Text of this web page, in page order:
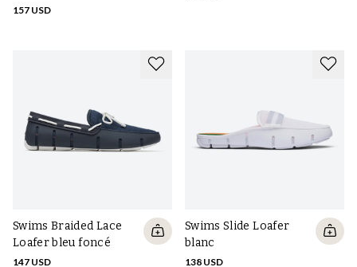
157 USD
Swims Braided Lace
Loafer bleu foncé
147 USD
Swims Slide Loafer
blanc
138 USD